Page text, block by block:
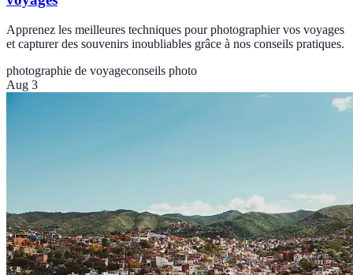
Apprenez les meilleures techniques pour photographier vos voyages
et capturer des souvenirs inoubliables grâce à nos conseils pratiques.
photographie de voyageconseils photo
Aug 3